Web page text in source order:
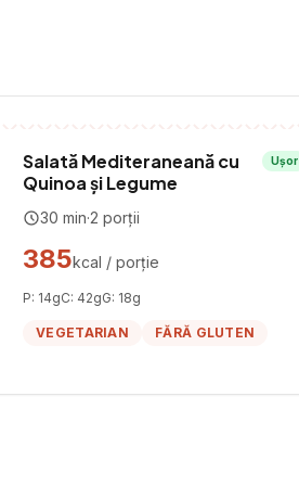
Salată Mediteraneană cu
Quinoa și Legume
Ușor
30 min·2 porții
385kcal / porție
P: 14gC: 42gG: 18g
VEGETARIAN FĂRĂ GLUTEN